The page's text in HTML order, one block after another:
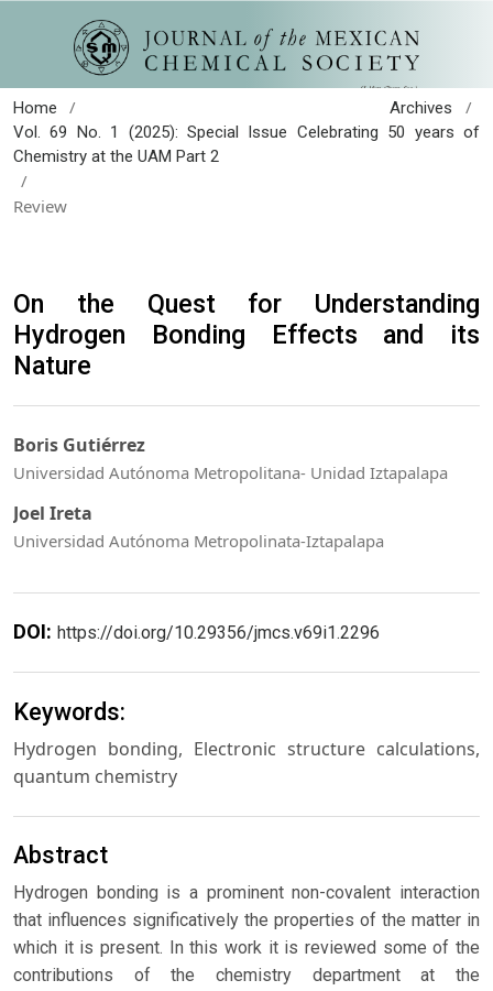
Home / Archives /
Vol. 69 No. 1 (2025): Special Issue Celebrating 50 years of
Chemistry at the UAM Part 2
/
Review
On the Quest for Understanding
Hydrogen Bonding Effects and its
Nature
Boris Gutiérrez
Universidad Autónoma Metropolitana- Unidad Iztapalapa
Joel Ireta
Universidad Autónoma Metropolinata-Iztapalapa
DOI: https://doi.org/10.29356/jmcs.v69i1.2296
Keywords:
Hydrogen bonding, Electronic structure calculations,
quantum chemistry
Abstract
Hydrogen bonding is a prominent non-covalent interaction
that influences significatively the properties of the matter in
which it is present. In this work it is reviewed some of the
contributions of the chemistry department at the